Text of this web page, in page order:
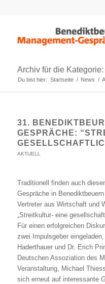
Archiv für die Kategorie:
Du bist hier: Startseite / News /
31.
GESPRÄCHE:
AKTUELL
Traditionell finden auch
Gespräche in
Vertreter aus Wirtschaft und
„Streitkultur- eine
Für einen erfolgreichen
zwei Impulsgeber
Haderthauer und Dr. Erich
Deutschen Assoziation des
Veranstaltung, Michael
sich erneut auf interessante